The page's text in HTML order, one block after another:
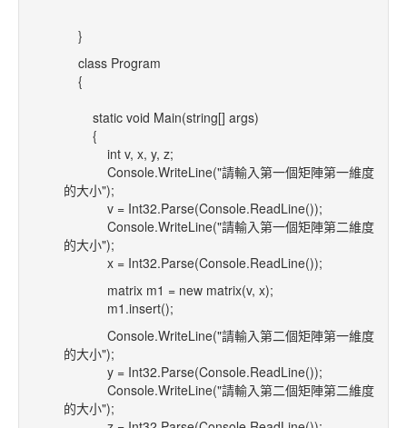
}
class Program
{
static void Main(string[] args)
{
int v, x, y, z;
Console.WriteLine("請輸入第一個矩陣第一維度
的大小");
v = Int32.Parse(Console.ReadLine());
Console.WriteLine("請輸入第一個矩陣第二維度
的大小");
x = Int32.Parse(Console.ReadLine());
matrix m1 = new matrix(v, x);
m1.insert();
Console.WriteLine("請輸入第二個矩陣第一維度
的大小");
y = Int32.Parse(Console.ReadLine());
Console.WriteLine("請輸入第二個矩陣第二維度
的大小");